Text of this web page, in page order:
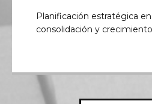
Planificación estratégica
consolidación y